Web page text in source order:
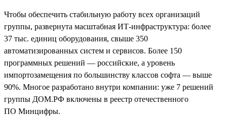
Чтобы обеспечить стабильную работу всех организаций
группы, развернута масштабная ИТ-инфраструктура: более
37 тыс. единиц оборудования, свыше 350
автоматизированных систем и сервисов. Более 150
программных решений — российские, а уровень
импортозамещения по большинству классов софта — выше
90%. Многое разработано внутри компании: уже 7 решений
группы ДОМ.РФ включены в реестр отечественного
ПО Минцифры.